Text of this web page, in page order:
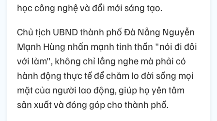
học công nghệ và đổi mới sáng tạo.
Chủ tịch UBND thành phố Đà Nẵng Nguyễn
Mạnh Hùng nhấn mạnh tinh thần "nói đi đôi
với làm", không chỉ lắng nghe mà phải có
hành động thực tế để chăm lo đời sống mọi
mặt của người lao động, giúp họ yên tâm
sản xuất và đóng góp cho thành phố.